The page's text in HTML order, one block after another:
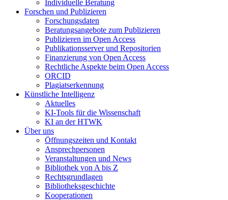
Individuelle Beratung
Forschen und Publizieren
Forschungsdaten
Beratungsangebote zum Publizieren
Publizieren im Open Access
Publikationsserver und Repositorien
Finanzierung von Open Access
Rechtliche Aspekte beim Open Access
ORCID
Plagiatserkennung
Künstliche Intelligenz
Aktuelles
KI-Tools für die Wissenschaft
KI an der HTWK
Über uns
Öffnungszeiten und Kontakt
Ansprechpersonen
Veranstaltungen und News
Bibliothek von A bis Z
Rechtsgrundlagen
Bibliotheksgeschichte
Kooperationen